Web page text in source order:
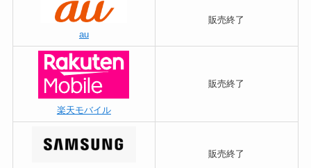
au
販売終了
楽天モバイル
販売終了
販売終了